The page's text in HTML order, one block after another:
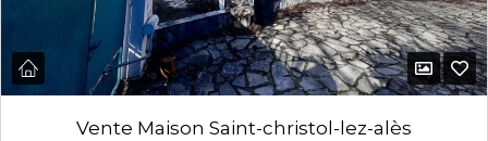
Vente Maison Saint-christol-lez-alès